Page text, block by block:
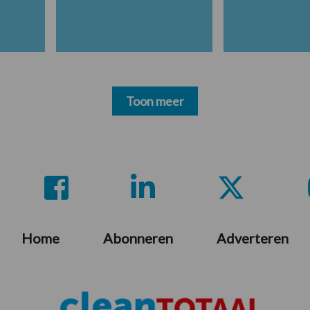
Toon meer
Home Abonneren Adverteren